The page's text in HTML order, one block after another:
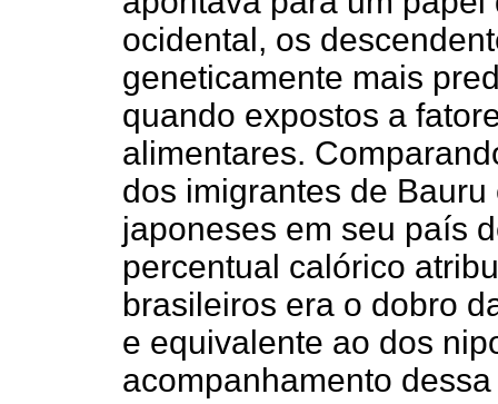
ocidental, os
geneticamente mais
quando expostos a
alimentares.
dos imigrantes de
japoneses em seu país
percentual calórico
brasileiros era o dobro
e equivalente ao dos
acompanhamento